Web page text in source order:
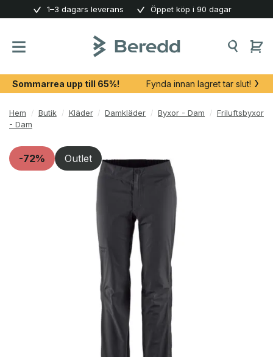
content
1–3 dagars leverans Öppet köp i 90 dagar
Sommarrea upp till 65%! Fynda innan lagret tar slut!
Hem / Butik / Kläder / Damkläder / Byxor - Dam / Friluftsbyxor
- Dam
-72% Outlet